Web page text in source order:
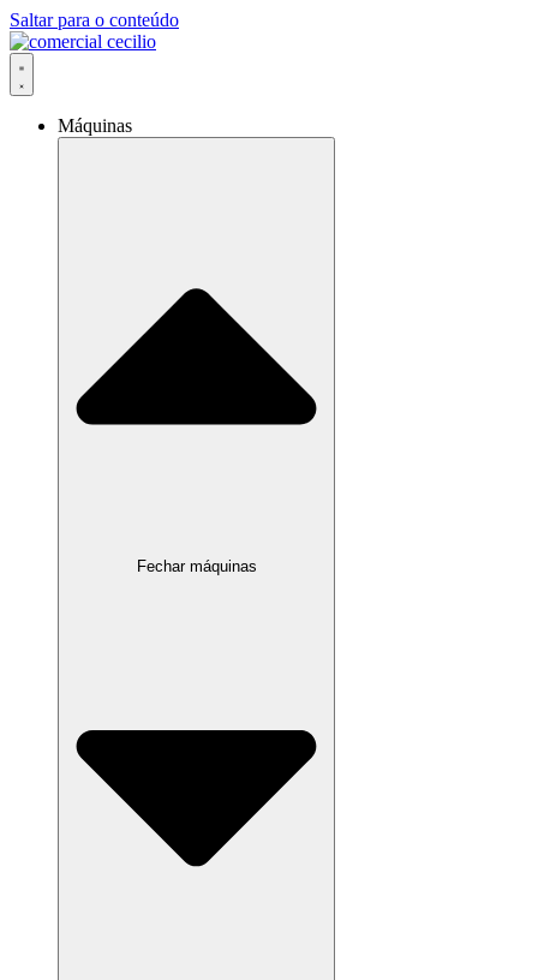
Saltar para o conteúdo
Máquinas
Fechar máquinas